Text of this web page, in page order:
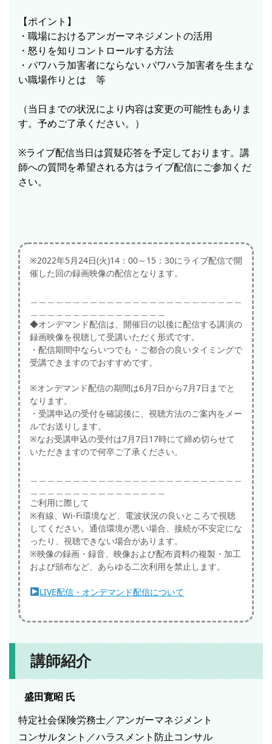
【ポイント】
・職場におけるアンガーマネジメントの活用
・怒りを知りコントロールする方法
・パワハラ加害者にならない パワハラ加害者を生まな
い職場作りとは 等
（当日までの状況により内容は変更の可能性もありま
す。予めご了承ください。）
※ライブ配信当日は質疑応答を予定しております。講
師への質問を希望される方はライブ配信にご参加くだ
さい。
※2022年5月24日(火)14：00～15：30にライブ配信で開
催した回の録画映像の配信となります。
◆オンデマンド配信は、開催日の以後に配信する講演の
録画映像を視聴して受講いただく形式です。
・配信期間中ならいつでも・ご都合の良いタイミングで
受講できますのでおすすめです。
※オンデマンド配信の期間は6月7日から7月7日までと
なります。
・受講申込の受付を確認後に、視聴方法のご案内をメー
ルでお送りします。
※なお受講申込の受付は7月7日17時にて締め切らせて
いただきますので何卒ご了承ください。
ご利用に際して
※有線、Wi-Fi環境など、電波状況の良いところで視聴
してください。通信環境が悪い場合、接続が不安定にな
ったり、視聴できない場合があります。
※映像の録画・録音、映像および配布資料の複製・加工
および頒布など、あらゆる二次利用を禁止します。
LIVE配信・オンデマンド配信について
講師紹介
盛田寛昭 氏
特定社会保険労務士／アンガーマネジメント
コンサルタント／ハラスメント防止コンサル